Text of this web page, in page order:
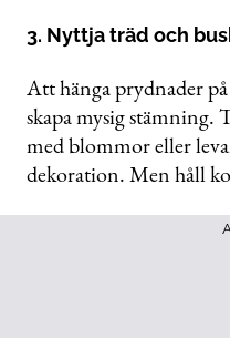
3. Nyttja träd och
Att hänga prydnader
skapa mysig stämning.
med blommor eller
dekoration. Men håll